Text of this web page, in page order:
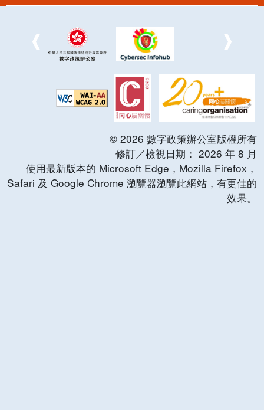
© 2026 數字政策辦公室版權所有
修訂／檢視日期： 2026 年 8 月
使用最新版本的 Microsoft Edge，Mozilla Firefox，
Safari 及 Google Chrome 瀏覽器瀏覽此網站，有更佳的
效果。